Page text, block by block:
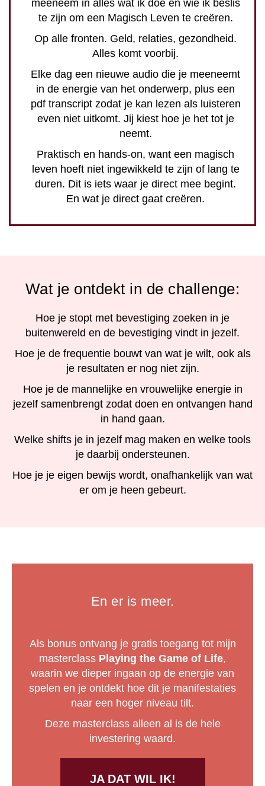
meeneem in alles wat ik doe en wie ik beslis
te zijn om een Magisch Leven te creëren.
Op alle fronten. Geld, relaties, gezondheid.
Alles komt voorbij.
Elke dag een nieuwe audio die je meeneemt
in de energie van het onderwerp, plus een
pdf transcript zodat je kan lezen als luisteren
even niet uitkomt. Jij kiest hoe je het tot je
neemt.
Praktisch en hands-on, want een magisch
leven hoeft niet ingewikkeld te zijn of lang te
duren. Dit is iets waar je direct mee begint.
En wat je direct gaat creëren.
Wat je ontdekt in de challenge:
Hoe je stopt met bevestiging zoeken in je
buitenwereld en de bevestiging vindt in jezelf.
Hoe je de frequentie bouwt van wat je wilt, ook als
je resultaten er nog niet zijn.
Hoe je de mannelijke en vrouwelijke energie in
jezelf samenbrengt zodat doen en ontvangen hand
in hand gaan.
Welke shifts je in jezelf mag maken en welke tools
je daarbij ondersteunen.
Hoe je je eigen bewijs wordt, onafhankelijk van wat
er om je heen gebeurt.
En er is meer.
Als bonus ontvang je gratis toegang tot mijn
masterclass Playing the Game of Life,
waarin we dieper ingaan op de energie van
spelen en je ontdekt hoe dit je manifestaties
naar een hoger niveau tilt.
Deze masterclass alleen al is de hele
investering waard.
JA DAT WIL IK!